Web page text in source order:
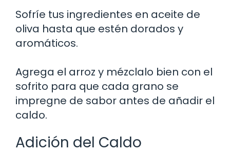
Sofríe tus ingredientes en aceite de
oliva hasta que estén dorados y
aromáticos.
Agrega el arroz y mézclalo bien con el
sofrito para que cada grano se
impregne de sabor antes de añadir el
caldo.
Adición del Caldo